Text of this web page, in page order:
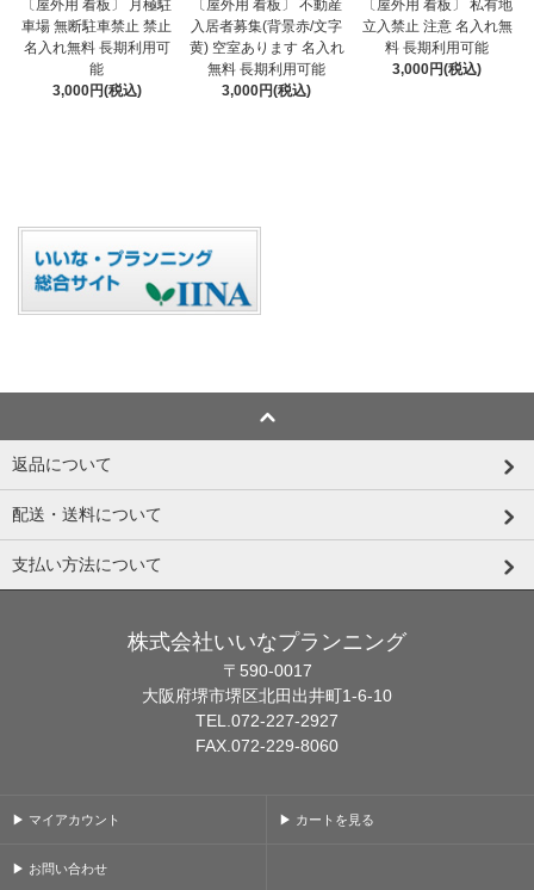
〔屋外用 看板〕 月極駐
車場 無断駐車禁止 禁止
名入れ無料 長期利用可
能
3,000円(税込)
〔屋外用 看板〕 不動産
入居者募集(背景赤/文字
黄) 空室あります 名入れ
無料 長期利用可能
3,000円(税込)
〔屋外用 看板〕 私有地
立入禁止 注意 名入れ無
料 長期利用可能
3,000円(税込)
返品について
配送・送料について
支払い方法について
株式会社いいなプランニング
〒590-0017
大阪府堺市堺区北田出井町1-6-10
TEL.072-227-2927
FAX.072-229-8060
▶ マイアカウント ▶ カートを見る
▶ お問い合わせ